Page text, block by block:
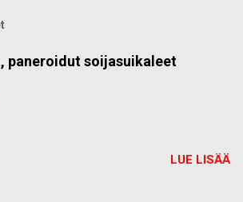
paneroidut soijasuikaleet
LUE LISÄÄ